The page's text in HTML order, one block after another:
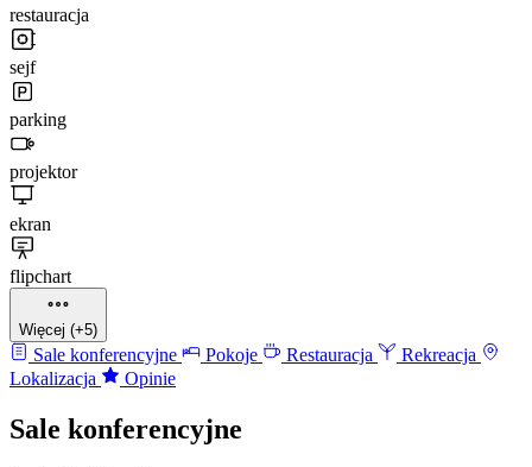
restauracja
sejf
parking
projektor
ekran
flipchart
Więcej (+5)
Sale konferencyjne Pokoje Restauracja
Rekreacja
Lokalizacja
Opinie
Sale konferencyjne